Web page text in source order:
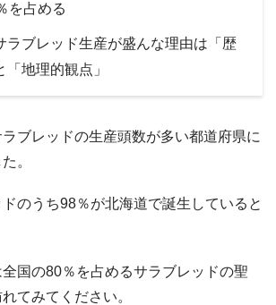
を占める
ラブレッド生産が盛んな理由は「歴
「地理的観点」
ブレッドの生産頭数が多い都道府県に
。
のうち98％が北海道で誕生していると
国の80％を占めるサラブレッドの聖
てみてください。